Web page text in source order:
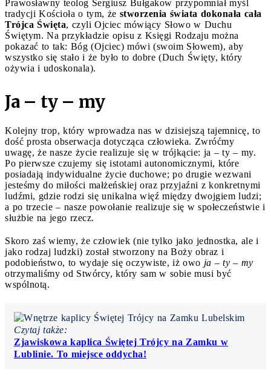
Prawosławny teolog Sergiusz Bułgakow przypomniał myśl
tradycji Kościoła o tym, że stworzenia świata dokonała cała
Trójca Święta, czyli Ojciec mówiący Słowo w Duchu
Świętym. Na przykładzie opisu z Księgi Rodzaju można
pokazać to tak: Bóg (Ojciec) mówi (swoim Słowem), aby
wszystko się stało i że było to dobre (Duch Święty, który
ożywia i udoskonala).
Ja – ty – my
Kolejny trop, który wprowadza nas w dzisiejszą tajemnicę, to
dość prosta obserwacja dotycząca człowieka. Zwróćmy
uwagę, że nasze życie realizuje się w trójkącie: ja – ty – my.
Po pierwsze czujemy się istotami autonomicznymi, które
posiadają indywidualne życie duchowe; po drugie wezwani
jesteśmy do miłości małżeńskiej oraz przyjaźni z konkretnymi
ludźmi, gdzie rodzi się unikalna więź między dwojgiem ludzi;
a po trzecie – nasze powołanie realizuje się w społeczeństwie i
służbie na jego rzecz.
Skoro zaś wiemy, że człowiek (nie tylko jako jednostka, ale i
jako rodzaj ludzki) został stworzony na Boży obraz i
podobieństwo, to wydaje się oczywiste, iż owo ja – ty – my
otrzymaliśmy od Stwórcy, który sam w sobie musi być
wspólnotą.
Czytaj także:
Zjawiskowa kaplica Świętej Trójcy na Zamku w
Lublinie. To miejsce oddycha!